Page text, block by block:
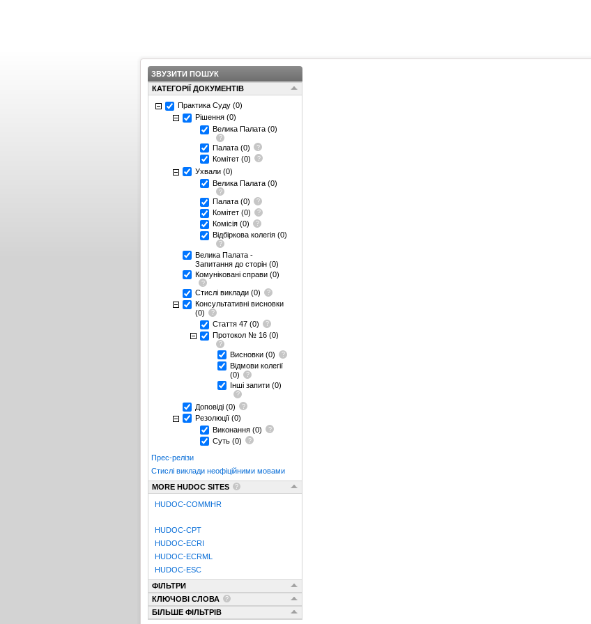
ЗВУЗИТИ ПОШУК
КАТЕГОРІЇ ДОКУМЕНТІВ
Практика Суду (0)
Рішення (0)
Велика Палата (0)
Палата (0)
Комітет (0)
Ухвали (0)
Велика Палата (0)
Палата (0)
Комітет (0)
Комісія (0)
Відбіркова колегія (0)
Велика Палата -
Запитання до сторін (0)
Комуніковані справи (0)
Стислі виклади (0)
Консультативні висновки
(0)
Стаття 47 (0)
Протокол № 16 (0)
Висновки (0)
Відмови колегії
(0)
Інші запити (0)
Доповіді (0)
Резолюції (0)
Виконання (0)
Суть (0)
Прес-релізи
Стислі виклади неофіційними мовами
MORE HUDOC SITES
HUDOC-COMMHR
HUDOC-CPT
HUDOC-ECRI
HUDOC-ECRML
HUDOC-ESC
ФІЛЬТРИ
КЛЮЧОВІ СЛОВА
БІЛЬШЕ ФІЛЬТРІВ